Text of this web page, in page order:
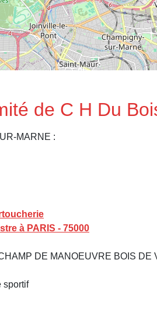
de C H Du
MARNE :
à PARIS - 75000
DE MANOEUVRE BOIS DE
sportif